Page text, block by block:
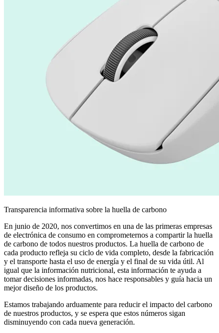
Transparencia informativa sobre la huella de carbono
En junio de 2020, nos convertimos en una de las primeras empresas
de electrónica de consumo en comprometernos a compartir la huella
de carbono de todos nuestros productos. La huella de carbono de
cada producto refleja su ciclo de vida completo, desde la fabricación
y el transporte hasta el uso de energía y el final de su vida útil. Al
igual que la información nutricional, esta información te ayuda a
tomar decisiones informadas, nos hace responsables y guía hacia un
mejor diseño de los productos.
Estamos trabajando arduamente para reducir el impacto del carbono
de nuestros productos, y se espera que estos números sigan
disminuyendo con cada nueva generación.